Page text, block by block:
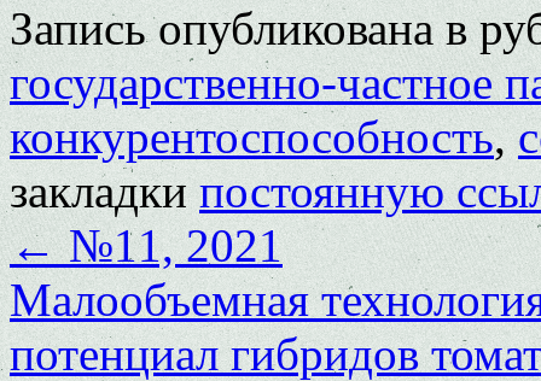
Запись опубликована в
государственно-частное
конкурентоспособность,
закладкипостоянную
←№11, 2021
Малообъемная
потенциал гибридов